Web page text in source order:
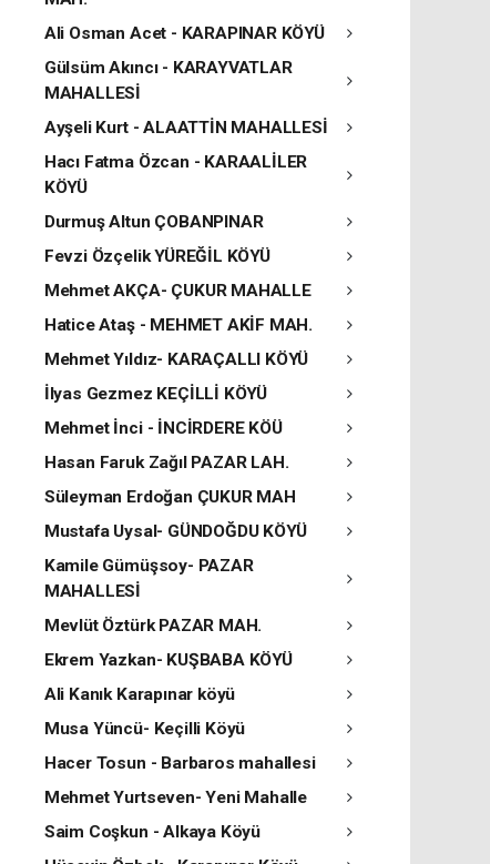
Ali Osman Acet - KARAPINAR KÖYÜ
Gülsüm Akıncı - KARAYVATLAR
MAHALLESİ
Ayşeli Kurt - ALAATTİN MAHALLESİ
Hacı Fatma Özcan - KARAALİLER
KÖYÜ
Durmuş Altun ÇOBANPINAR
Fevzi Özçelik YÜREĞİL KÖYÜ
Mehmet AKÇA- ÇUKUR MAHALLE
Hatice Ataş - MEHMET AKİF MAH.
Mehmet Yıldız- KARAÇALLI KÖYÜ
İlyas Gezmez KEÇİLLİ KÖYÜ
Mehmet İnci - İNCİRDERE KÖÜ
Hasan Faruk Zağıl PAZAR LAH.
Süleyman Erdoğan ÇUKUR MAH
Mustafa Uysal- GÜNDOĞDU KÖYÜ
Kamile Gümüşsoy- PAZAR
MAHALLESİ
Mevlüt Öztürk PAZAR MAH.
Ekrem Yazkan- KUŞBABA KÖYÜ
Ali Kanık Karapınar köyü
Musa Yüncü- Keçilli Köyü
Hacer Tosun - Barbaros mahallesi
Mehmet Yurtseven- Yeni Mahalle
Saim Coşkun - Alkaya Köyü